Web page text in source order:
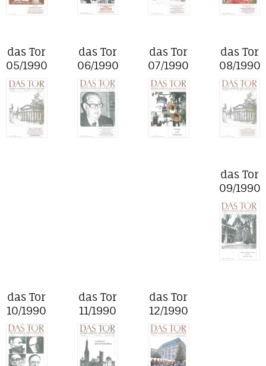
das Tor
05/1990
das Tor
06/1990
das Tor
07/1990
das Tor
08/1990
das Tor
09/1990
das Tor
10/1990
das Tor
11/1990
das Tor
12/1990